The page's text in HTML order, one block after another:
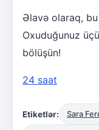
Əlavə olaraq,
Oxuduğunuz
bölüşün!
24 saat
Etiketlər: Sara